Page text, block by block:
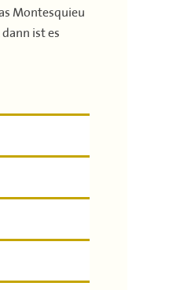
Montesquieu
ist es